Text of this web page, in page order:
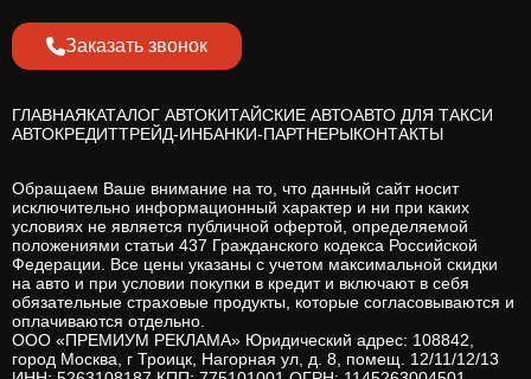
Заказать звонок
ГЛАВНАЯКАТАЛОГ АВТОКИТАЙСКИЕ АВТОАВТО ДЛЯ ТАКСИ
АВТОКРЕДИТТРЕЙД-ИНБАНКИ-ПАРТНЕРЫКОНТАКТЫ
Обращаем Ваше внимание на то, что данный сайт носит
исключительно информационный характер и ни при каких
условиях не является публичной офертой, определяемой
положениями статьи 437 Гражданского кодекса Российской
Федерации. Все цены указаны с учетом максимальной скидки
на авто и при условии покупки в кредит и включают в себя
обязательные страховые продукты, которые согласовываются и
оплачиваются отдельно.
ООО «ПРЕМИУМ РЕКЛАМА» Юридический адрес: 108842,
город Москва, г Троицк, Нагорная ул, д. 8, помещ. 12/11/12/13